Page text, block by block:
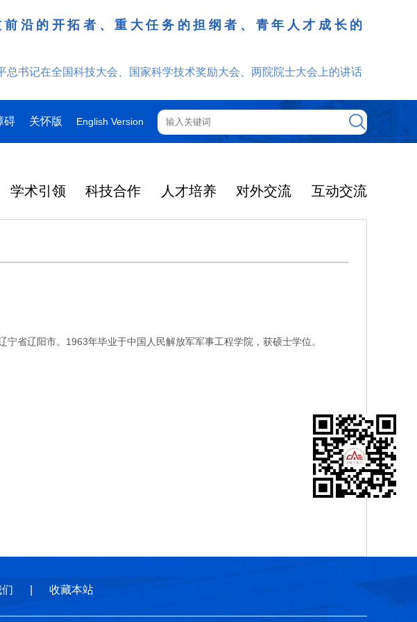
沿的开拓者、重大任务的担纲者、青年人才成长的
书记在全国科技大会、国家科学技术奖励大会、两院院士大会上的讲话
碍 关怀版 English Version
学术引领 科技合作 人才培养 对外交流 互动交流
辽阳市。1963年毕业于中国人民解放军军事工程学院，获硕士学位。
收藏本站